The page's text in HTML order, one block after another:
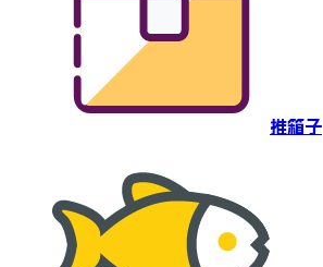
推箱子